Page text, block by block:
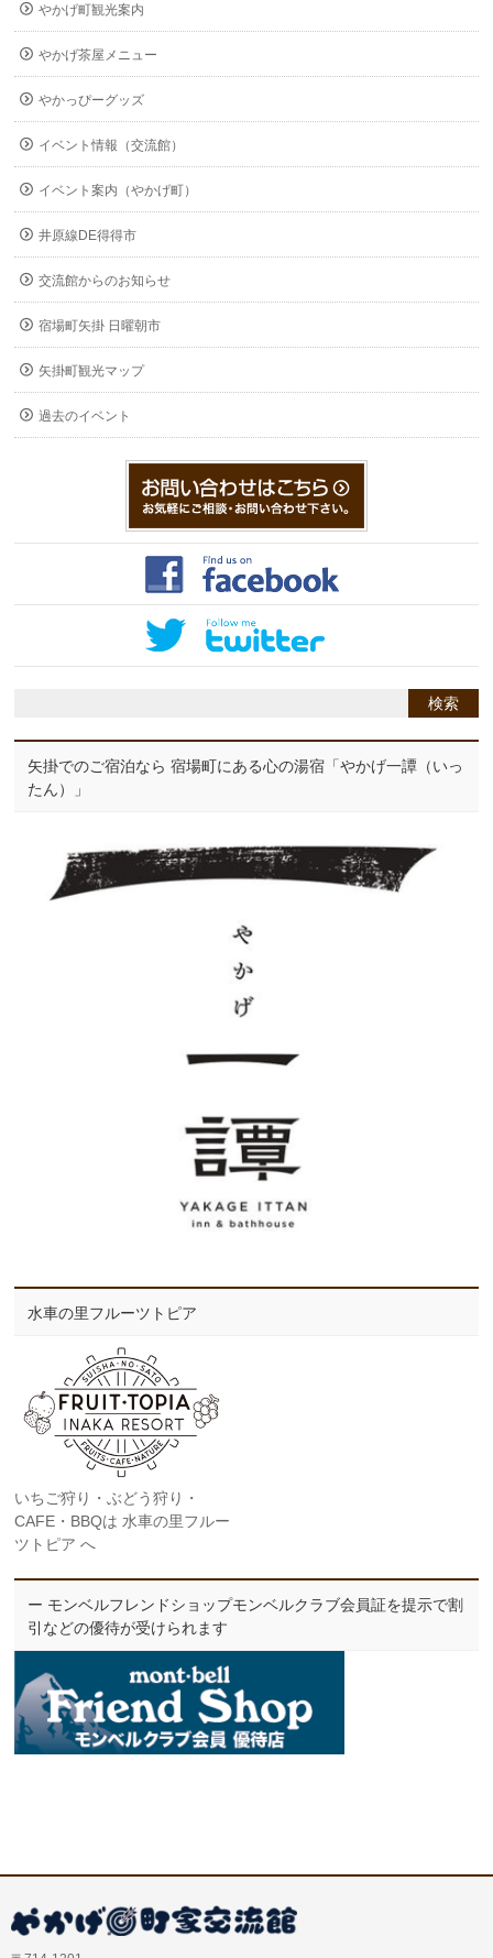
やかげ町観光案内
やかげ茶屋メニュー
やかっぴーグッズ
イベント情報（交流館）
イベント案内（やかげ町）
井原線DE得得市
交流館からのお知らせ
宿場町矢掛 日曜朝市
矢掛町観光マップ
過去のイベント
矢掛でのご宿泊なら 宿場町にある心の湯宿「やかげ一譚（いっ
たん）」
水車の里フルーツトピア
いちご狩り・ぶどう狩り・
CAFE・BBQは 水車の里フルー
ツトピア へ
ー モンベルフレンドショップモンベルクラブ会員証を提示で割
引などの優待が受けられます